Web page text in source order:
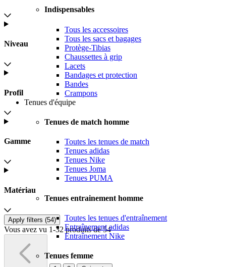
Indispensables
Tous les accessoires
Tous les sacs et bagages
Protège-Tibias
Chaussettes à grip
Lacets
Bandages et protection
Bandes
Crampons
Tenues d'équipe
Tenues de match homme
Toutes les tenues de match
Tenues adidas
Tenues Nike
Tenues Joma
Tenues PUMA
Tenues entrainement homme
Toutes les tenues d'entraînement
Entraînement adidas
Entraînement Nike
Tenues femme
Niveau
Profil
Gamme
Matériau
Apply filters (54)
Vous avez vu 1-32 produits de 54